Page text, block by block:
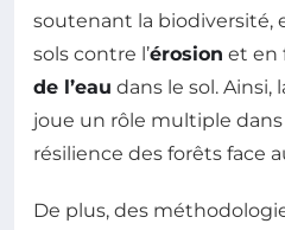
soutenant la biodiversité,
sols contre l’érosion et en
de l’eau dans le sol. Ainsi,
joue un rôle multiple dans
résilience des forêts face
De plus, des